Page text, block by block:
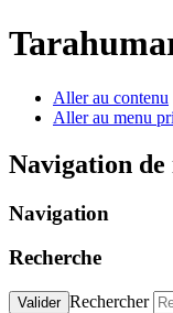
Aller au contenu
Aller au menu
Navigation de
Navigation
Recherche
Valider Rechercher